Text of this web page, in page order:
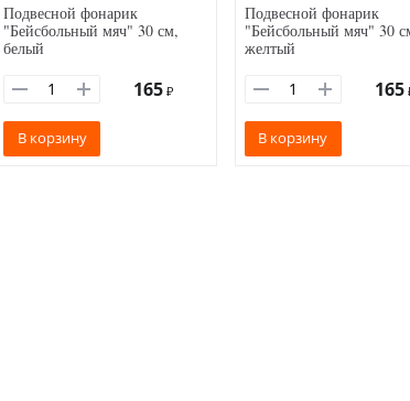
Подвесной фонарик
"Бейсбольный мяч" 30 см,
белый
165 ₽
В корзину
Подвесной фонарик
"Бейсбольный мяч" 30
желтый
165
В корзину